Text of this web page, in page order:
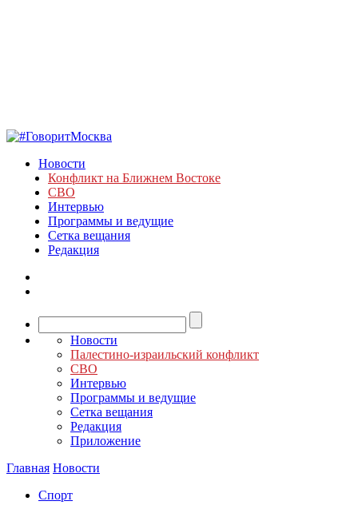
Новости
Конфликт на Ближнем Востоке
СВО
Интервью
Программы и ведущие
Сетка вещания
Редакция
Новости
Палестино-израильский конфликт
СВО
Интервью
Программы и ведущие
Сетка вещания
Редакция
Приложение
Главная Новости
Спорт